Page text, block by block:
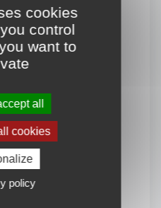
en savoir
cookies
control
want to
all
cookies
policy